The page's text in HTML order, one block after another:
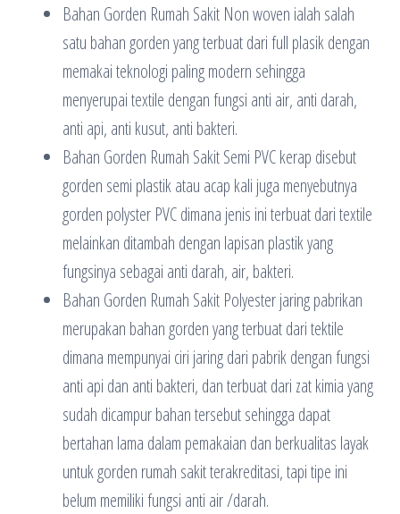
Bahan Gorden Rumah Sakit Non woven ialah salah
satu bahan gorden yang terbuat dari full plasik dengan
memakai teknologi paling modern sehingga
menyerupai textile dengan fungsi anti air, anti darah,
anti api, anti kusut, anti bakteri.
Bahan Gorden Rumah Sakit Semi PVC kerap disebut
gorden semi plastik atau acap kali juga menyebutnya
gorden polyster PVC dimana jenis ini terbuat dari textile
melainkan ditambah dengan lapisan plastik yang
fungsinya sebagai anti darah, air, bakteri.
Bahan Gorden Rumah Sakit Polyester jaring pabrikan
merupakan bahan gorden yang terbuat dari tektile
dimana mempunyai ciri jaring dari pabrik dengan fungsi
anti api dan anti bakteri, dan terbuat dari zat kimia yang
sudah dicampur bahan tersebut sehingga dapat
bertahan lama dalam pemakaian dan berkualitas layak
untuk gorden rumah sakit terakreditasi, tapi tipe ini
belum memiliki fungsi anti air /darah.